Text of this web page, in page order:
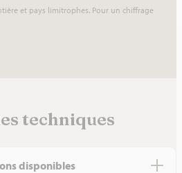
et pays limitrophes. Pour un chiffrage
techniques
disponibles